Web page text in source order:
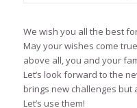
We wish you all the best
May your wishes come
above all, you and your
Let’s look forward to the
brings new challenges but
Let’s use them!